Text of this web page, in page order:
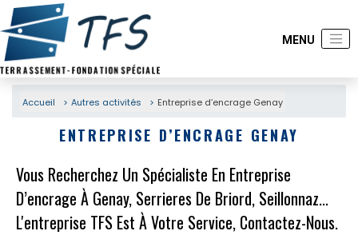
Accueil Autres activités Entreprise d’encrage Genay
ENTREPRISE D’ENCRAGE GENAY
Vous Recherchez Un Spécialiste En Entreprise
D’encrage À Genay, Serrieres De Briord, Seillonnaz...
L'entreprise TFS Est À Votre Service, Contactez-Nous.